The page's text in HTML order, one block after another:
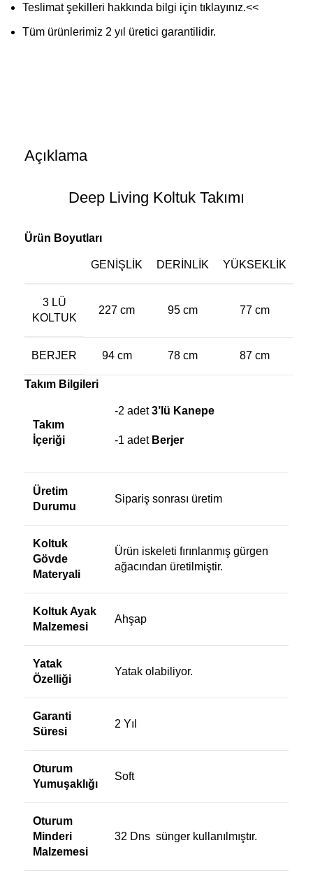
Teslimat şekilleri hakkında bilgi için tıklayınız.<<
Tüm ürünlerimiz 2 yıl üretici garantilidir.
Açıklama
Deep Living Koltuk Takımı
Ürün Boyutları
GENIŞLIK DERINLIK YÜKSEKLIK
3 LÜ
KOLTUK
227 cm 95 cm 77 cm
BERJER 94 cm 78 cm 87 cm
Takım Bilgileri
Takım
İçeriği
-2 adet3’lü Kanepe
-1 adet Berjer
Üretim
Durumu
Sipariş sonrası üretim
Koltuk
Gövde
Materyali
Ürün iskeleti fırınlanmış gürgen
ağacından üretilmiştir.
Koltuk Ayak
Malzemesi
Ahşap
Yatak
Özelliği
Yatak olabiliyor.
Garanti
Süresi
2 Yıl
Oturum
Yumuşaklığı
Soft
Oturum
Minderi
Malzemesi
32 Dns sünger kullanılmıştır.